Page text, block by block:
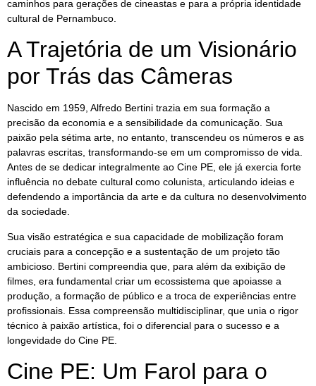
caminhos para gerações de cineastas e para a própria identidade
cultural de Pernambuco.
A Trajetória de um Visionário
por Trás das Câmeras
Nascido em 1959, Alfredo Bertini trazia em sua formação a
precisão da economia e a sensibilidade da comunicação. Sua
paixão pela sétima arte, no entanto, transcendeu os números e as
palavras escritas, transformando-se em um compromisso de vida.
Antes de se dedicar integralmente ao Cine PE, ele já exercia forte
influência no debate cultural como colunista, articulando ideias e
defendendo a importância da arte e da cultura no desenvolvimento
da sociedade.
Sua visão estratégica e sua capacidade de mobilização foram
cruciais para a concepção e a sustentação de um projeto tão
ambicioso. Bertini compreendia que, para além da exibição de
filmes, era fundamental criar um ecossistema que apoiasse a
produção, a formação de público e a troca de experiências entre
profissionais. Essa compreensão multidisciplinar, que unia o rigor
técnico à paixão artística, foi o diferencial para o sucesso e a
longevidade do Cine PE.
Cine PE: Um Farol para o